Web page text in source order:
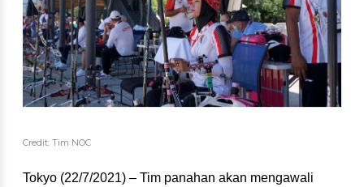
Credit: Tim NOC
Tokyo (22/7/2021) – Tim panahan akan mengawali